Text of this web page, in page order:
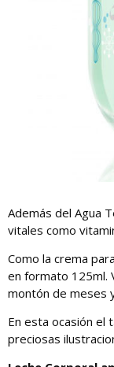
Además del Agua
vitales como
Como la crema
en formato 125ml.
montón de meses
En esta ocasión el
preciosas